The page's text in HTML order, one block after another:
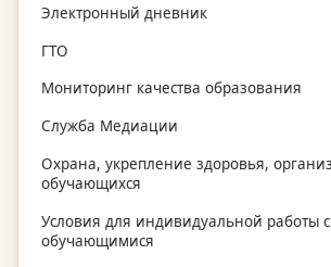
Электронный дневник
ГТО
Мониторинг качества образования
Служба Медиации
Охрана, укрепление здоровья,
обучающихся
Условия для индивидуальной работы с
обучающимися